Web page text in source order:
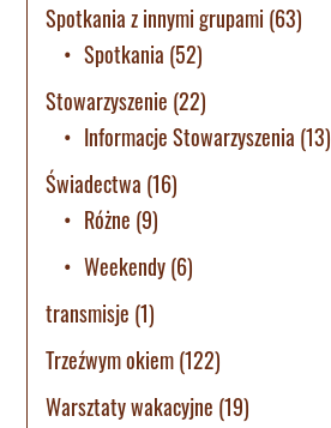
Spotkania z innymi grupami (63)
Spotkania (52)
Stowarzyszenie (22)
Informacje Stowarzyszenia (13)
Świadectwa (16)
Różne (9)
Weekendy(6)
transmisje (1)
Trzeźwym okiem(122)
Warsztaty wakacyjne (19)